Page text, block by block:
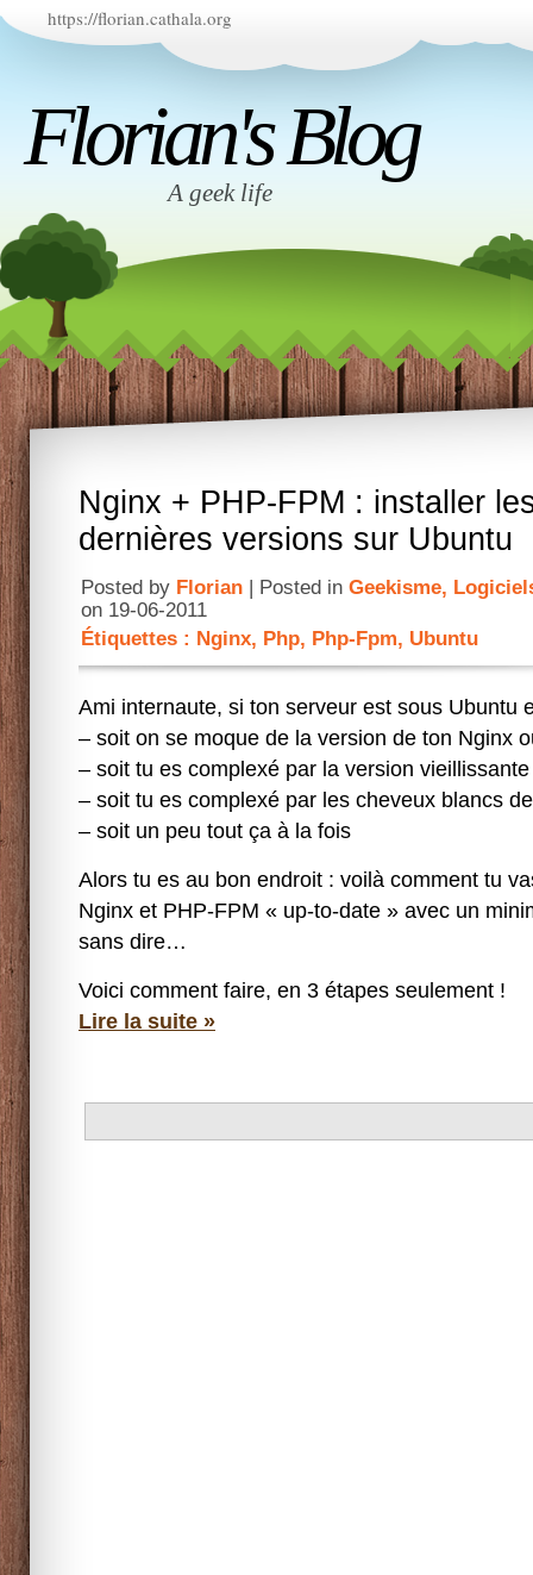
https://florian.cathala.org
Florian's Blog
A geek life
Nginx + PHP-FPM : installer
dernières versions sur Ubuntu
Posted by Florian | Posted in Geekisme,
on 19-06-2011
Étiquettes : Nginx, Php, Php-Fpm, Ubuntu
Ami internaute, si ton serveur est sous Ubuntu
– soit on se moque de la version de ton Nginx
– soit tu es complexé par la version
– soit tu es complexé par les cheveux blancs
– soit un peu tout ça à la fois
Alors tu es au bon endroit : voilà comment tu
Nginx et PHP-FPM « up-to-date » avec un
sans dire…
Voici comment faire, en 3 étapes seulement !
Lire la suite »